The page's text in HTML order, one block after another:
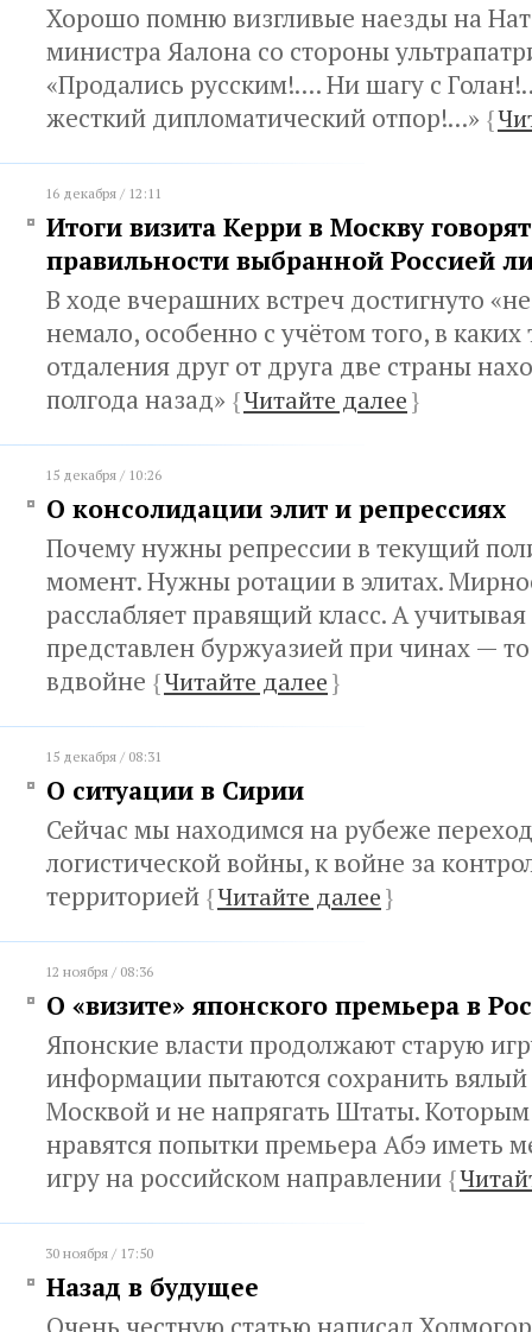
Хорошо помню визгливые наезды на
министра Яалона со стороны
«Продались русским!.... Ни шагу с
жесткий дипломатический отпор!...» {
16 декабря / 12:11
Итоги визита Керри в Москву
правильности выбранной Россией
В ходе вчерашних встреч достигнуто
немало, особенно с учётом того, в
отдаления друг от друга две страны
полгода назад» {Читайте далее}
15 декабря / 10:26
О консолидации элит и репрессиях
Почему нужны репрессии в текущий
момент. Нужны ротации в элитах.
расслабляет правящий класс. А
представлен буржуазией при чинах — то
вдвойне {Читайте далее}
15 декабря / 08:31
О ситуации в Сирии
Сейчас мы находимся на рубеже
логистической войны, к войне за
территорией {Читайте далее}
12 ноября / 08:36
О «визите» японского премьера в
Японские власти продолжают старую
информации пытаются сохранить вялый
Москвой и не напрягать Штаты.
нравятся попытки премьера Абэ иметь
игру на российском направлении {
30 ноября / 17:50
Назад в будущее